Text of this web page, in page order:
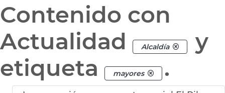
Contenido con
Actualidad
Alcaldía
y
etiqueta
mayores .